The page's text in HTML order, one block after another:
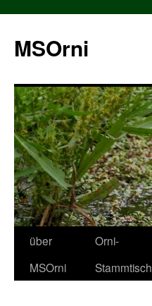
MSOrni
über
MSOrni
Orni-
Stammtisch